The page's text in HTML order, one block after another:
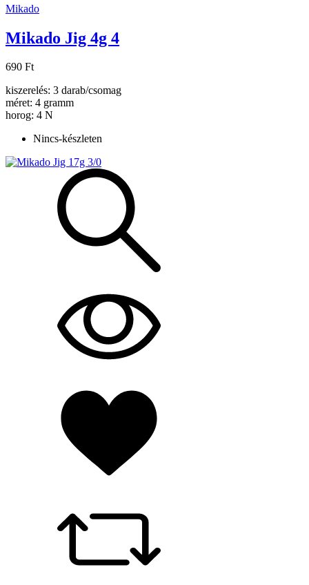
Mikado
Mikado Jig 4g 4
690 Ft
kiszerelés: 3 darab/csomag
méret: 4 gramm
horog: 4 N
Nincs-készleten